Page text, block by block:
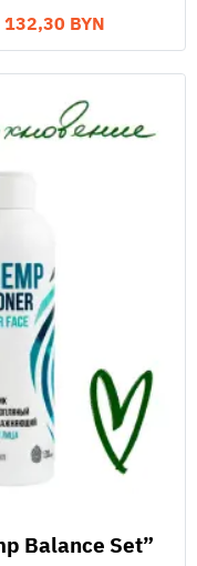
132,30 BYN